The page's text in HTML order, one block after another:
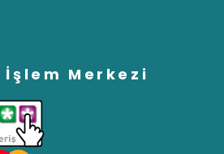
Merkezi